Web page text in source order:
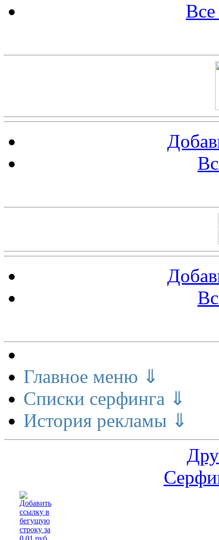
Главное меню ⇓
Списки серфинга ⇓
История рекламы ⇓